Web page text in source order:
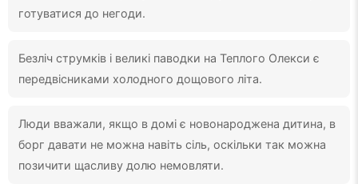
готуватися до негоди.
Безліч струмків і великі паводки на Теплого Олекси є
передвісниками холодного дощового літа.
Люди вважали, якщо в домі є новонароджена дитина, в
борг давати не можна навіть сіль, оскільки так можна
позичити щасливу долю немовляти.